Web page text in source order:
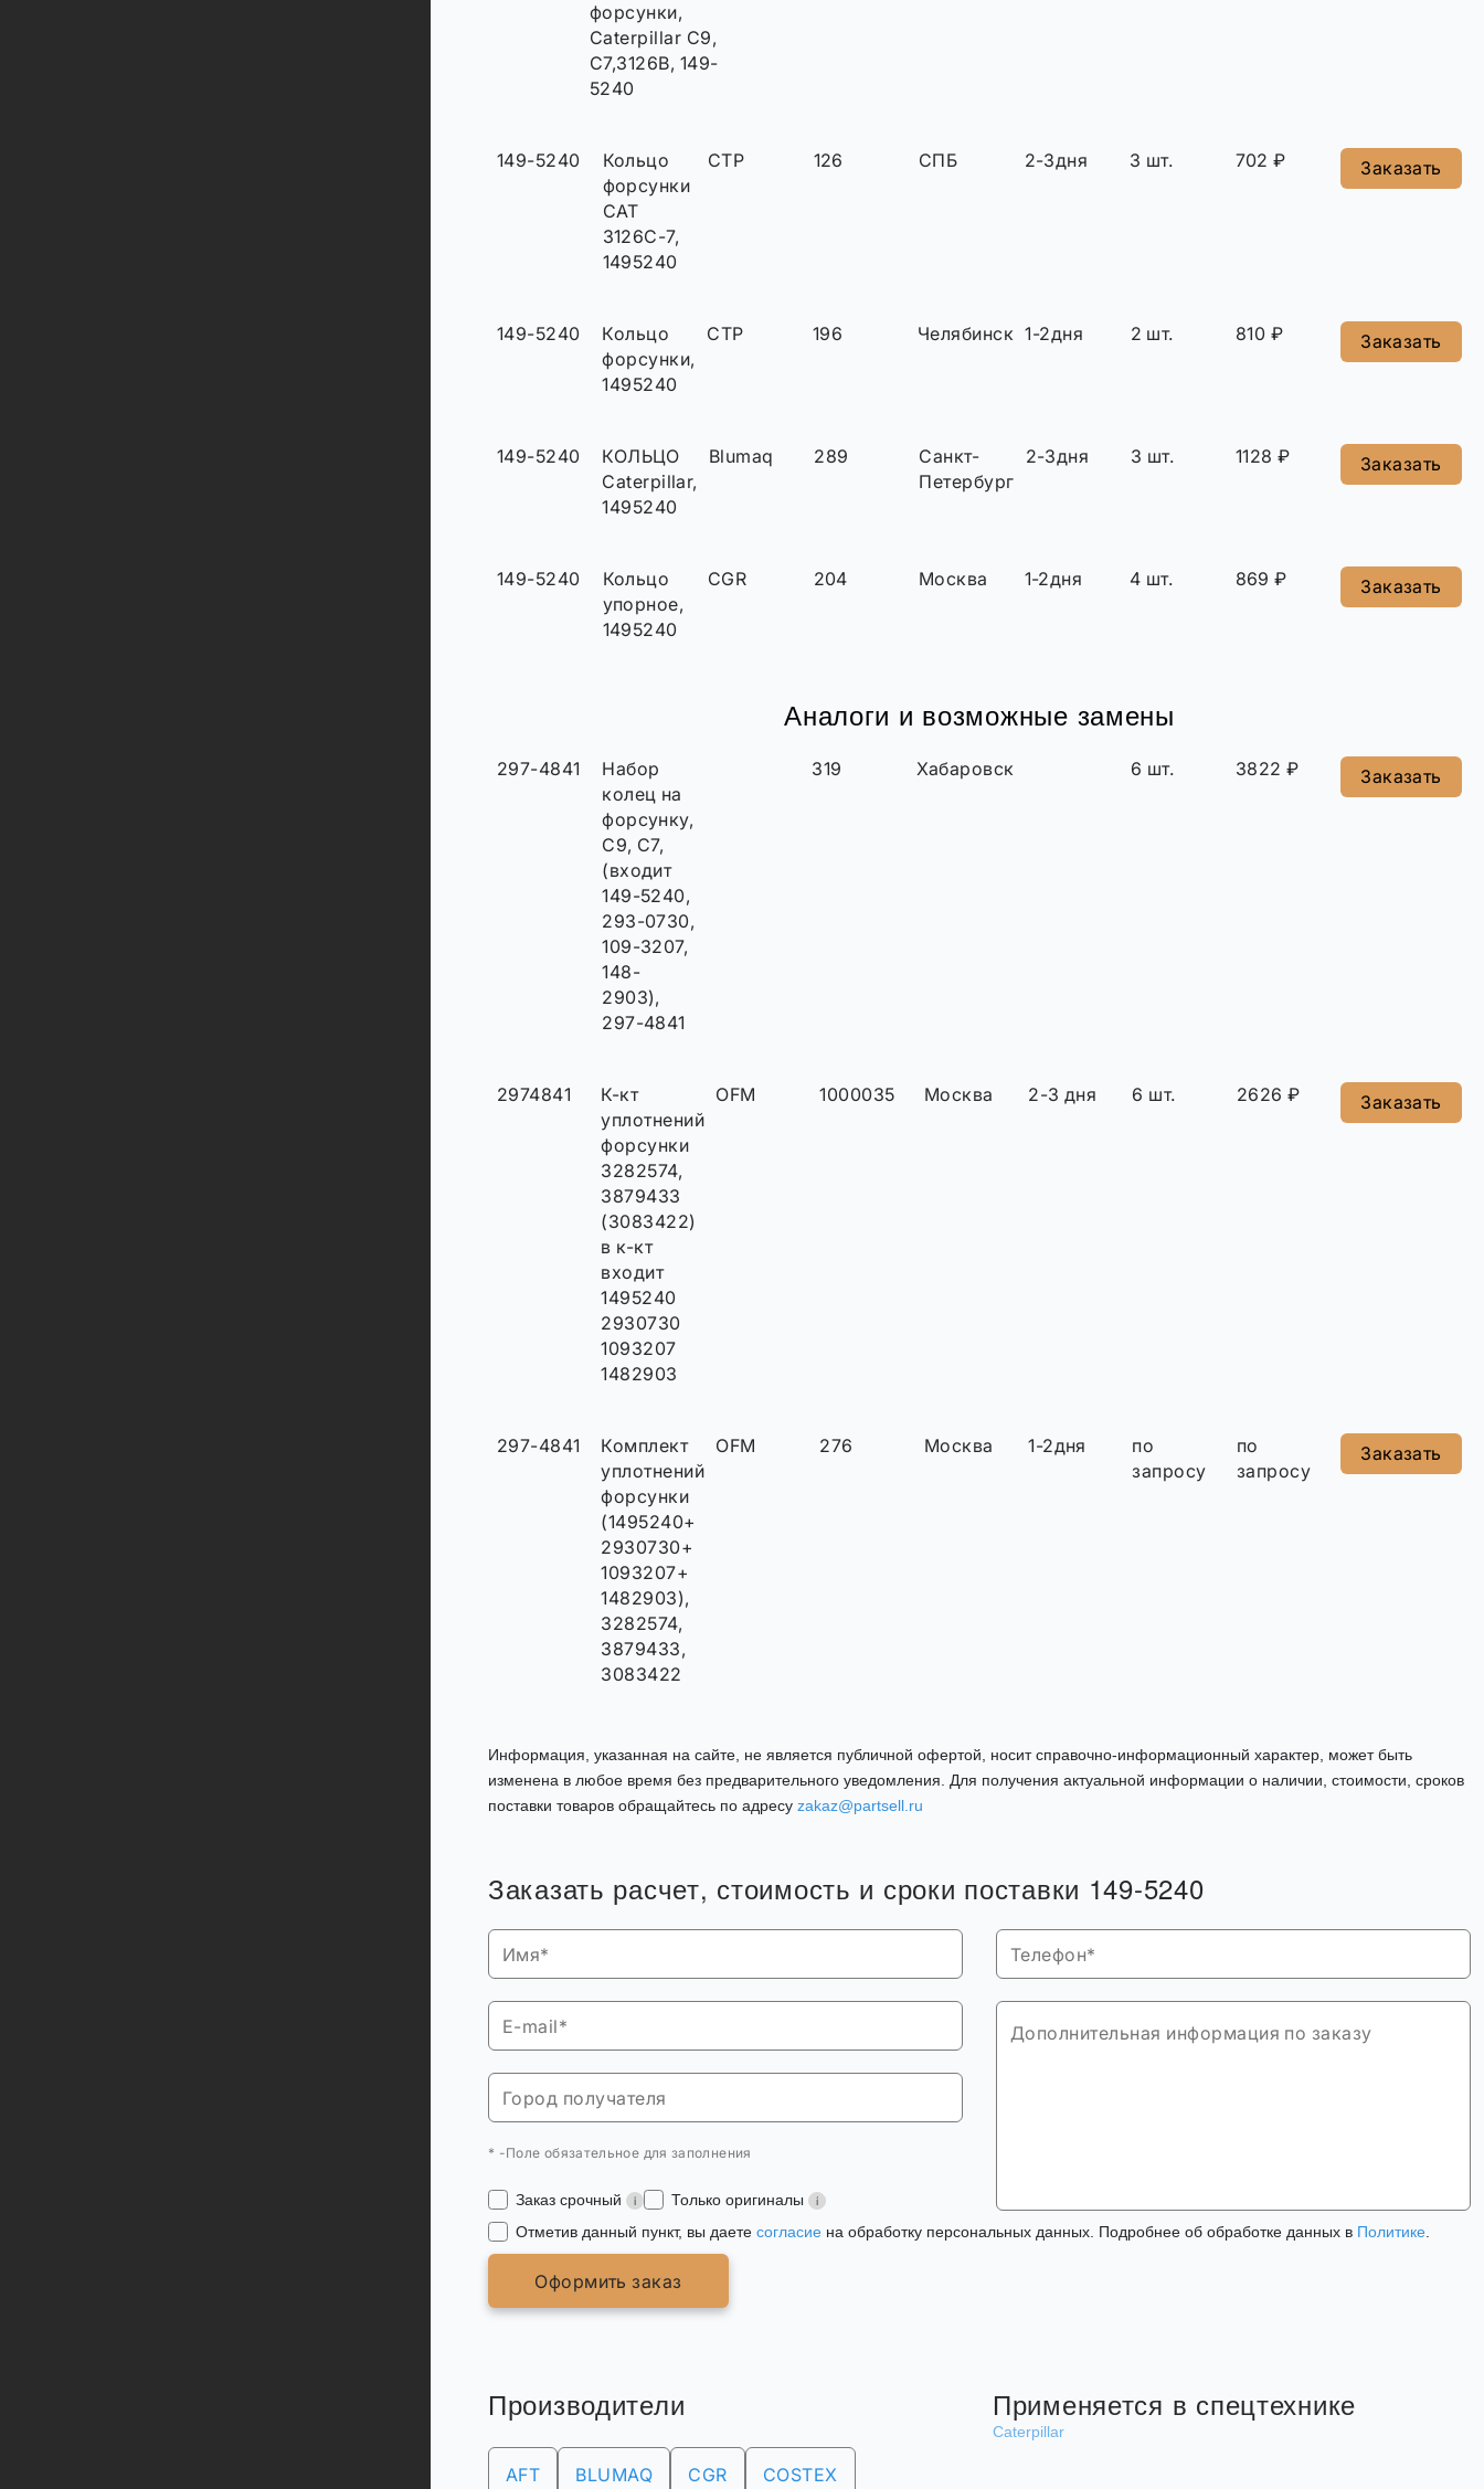
форсунки,
Caterpillar C9,
C7,3126B, 149-
5240
149-5240
Кольцо
форсунки
CAT
3126C-7,
1495240
CTP 126 СПБ 2-3дня 3 шт. 702 ₽ Заказать
149-5240
Кольцо
форсунки,
1495240
CTP 196 Челябинск 1-2дня 2 шт. 810 ₽ Заказать
149-5240
КОЛЬЦО
Caterpillar,
1495240
Blumaq 289
Санкт-
Петербург
2-3дня 3 шт. 1128 ₽ Заказать
149-5240
Кольцо
упорное,
1495240
CGR 204 Москва 1-2дня 4 шт. 869 ₽ Заказать
Аналоги и возможные замены
297-4841
Набор
колец на
форсунку,
С9, С7,
(входит
149-5240,
293-0730,
109-3207,
148-
2903),
297-4841
319 Хабаровск 6 шт. 3822 ₽ Заказать
2974841
К-кт
уплотнений
форсунки
3282574,
3879433
(3083422)
в к-кт
входит
1495240
2930730
1093207
1482903
OFM 1000035 Москва 2-3 дня 6 шт. 2626 ₽ Заказать
297-4841
Комплект
уплотнений
форсунки
(1495240+
2930730+
1093207+
1482903),
3282574,
3879433,
3083422
OFM 276 Москва 1-2дня
по
запросу
по
запросу
Заказать
Информация, указанная на сайте, не является публичной офертой, носит справочно-информационный характер, может быть
изменена в любое время без предварительного уведомления. Для получения актуальной информации о наличии, стоимости, сроков
поставки товаров обращайтесь по адресу zakaz@partsell.ru
Заказать расчет, стоимость и сроки поставки 149-5240
* -Поле обязательное для заполнения
Заказ срочный
Только оригиналы
Отметив данный пункт, вы даете согласие на обработку персональных данных. Подробнее об обработке данных в Политике
Оформить заказ
Производители
AFT BLUMAQ CGR COSTEX
Применяется в спецтехнике
Caterpillar